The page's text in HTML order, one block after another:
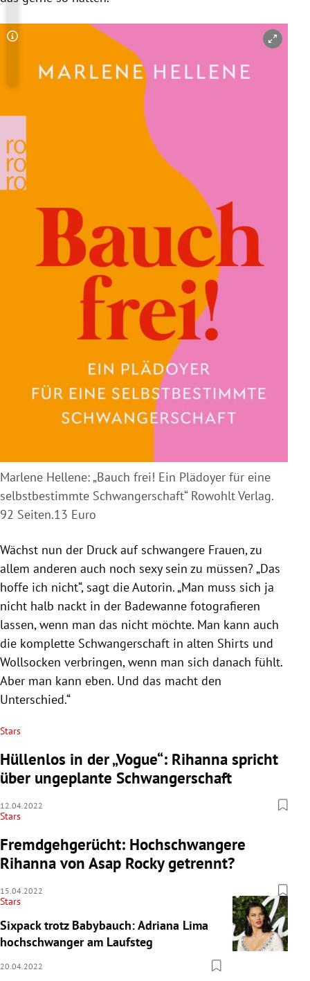
Copyright-Hinweis öffnen/schließen
Marlene Hellene: „Bauch frei! Ein Plädoyer für eine
selbstbestimmte Schwangerschaft“ Rowohlt Verlag.
92 Seiten.13 Euro
Wächst nun der Druck auf schwangere Frauen, zu
allem anderen auch noch sexy sein zu müssen? „Das
hoffe ich nicht“, sagt die Autorin. „Man muss sich ja
nicht halb nackt in der Badewanne fotografieren
lassen, wenn man das nicht möchte. Man kann auch
die komplette Schwangerschaft in alten Shirts und
Wollsocken verbringen, wenn man sich danach fühlt.
Aber man kann eben. Und das macht den
Unterschied.“
Stars
Hüllenlos in der „Vogue“: Rihanna spricht
über ungeplante Schwangerschaft
12.04.2022
Stars
Fremdgehgerücht: Hochschwangere
Rihanna von Asap Rocky getrennt?
15.04.2022
Stars
Sixpack trotz Babybauch: Adriana Lima
hochschwanger am Laufsteg
20.04.2022